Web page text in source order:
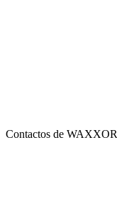
Contactos de